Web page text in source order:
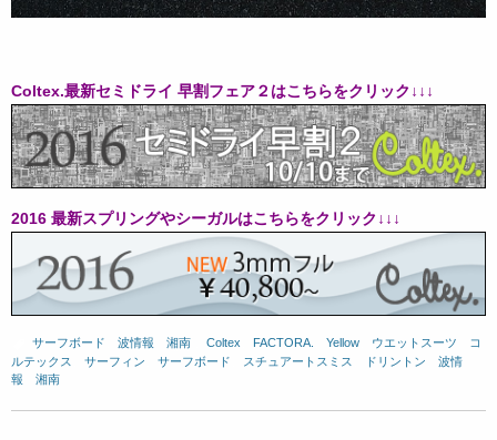
Coltex.最新セミドライ 早割フェア２はこちらをクリック↓↓↓
2016 最新スプリングやシーガルはこちらをクリック↓↓↓
サーフボード 波情報 湘南 Coltex FACTORA. Yellow ウエットスーツ
コ
ルテックス
サーフィン サーフボード スチュアートスミス ドリントン
波情
報 湘南